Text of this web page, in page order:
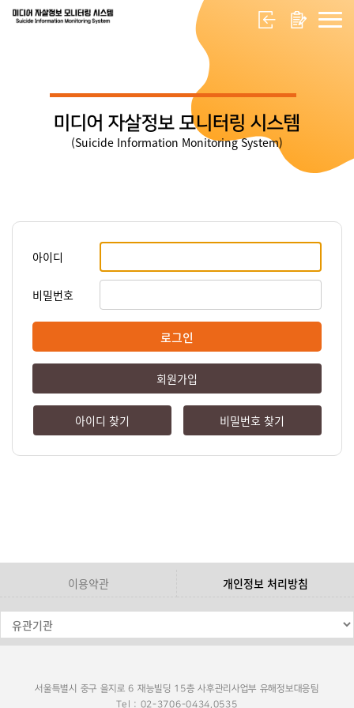
미디어 자살정보 모니터링 시스템
(Suicide Information Monitoring System)
아이디
비밀번호
로그인
회원가입
아이디 찾기 비밀번호 찾기
이용약관 개인정보 처리방침
서울특별시 중구 을지로 6 재능빌딩 15층 사후관리사업부 유해정보대응팀
Tel : 02-3706-0434,0535